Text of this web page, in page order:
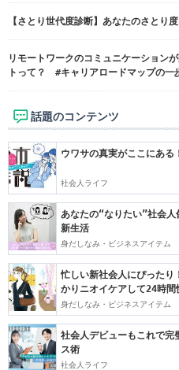
【さとり世代度診断】あなたのさとり
リモートワークのコミュニケーション
トって？ #キャリアロードマップの一
話題のコンテンツ
ウワサの真実がここにあ
社会人ライフ
あなたの“なりたい”社会
新生活
身だしなみ・ビジネスアイテム
忙しい新社会人にぴった
かりニオイケアして24時間
身だしなみ・ビジネスアイテム
社会人デビューもこれで
ス術
社会人ライフ